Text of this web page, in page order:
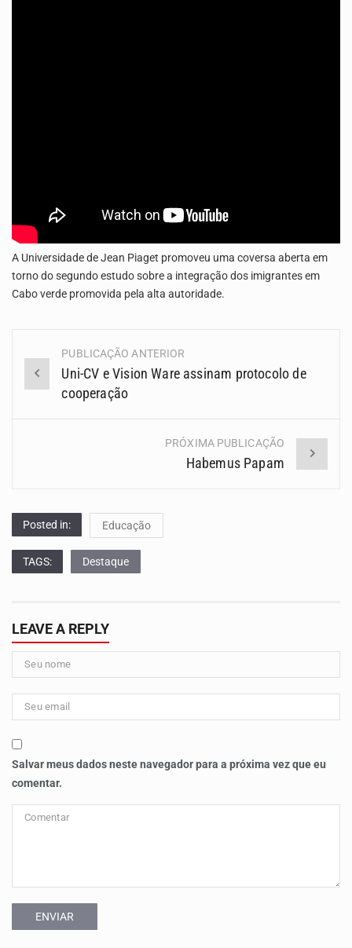
A Universidade de Jean Piaget promoveu uma coversa aberta em
torno do segundo estudo sobre a integração dos imigrantes em
Cabo verde promovida pela alta autoridade.
Navegação
(Posts)
PUBLICAÇÃO ANTERIOR
Uni-CV e Vision Ware assinam protocolo de
cooperação
PRÓXIMA PUBLICAÇÃO
Habemus Papam
Posted in: Educação
TAGS: Destaque
LEAVE A REPLY
Salvar meus dados neste navegador para a próxima vez que eu
comentar.
ENVIAR